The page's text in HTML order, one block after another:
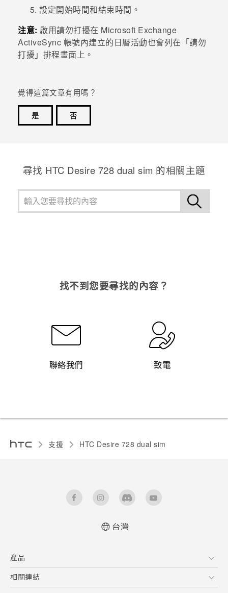
設定開始時間和結束時間。
注意: 啟用請勿打擾在 Microsoft Exchange
ActiveSync 帳號內建立的日曆活動也會列在 「請勿
打擾」排程畫面上。
覺得這篇文章有用嗎？
是
否
尋找 HTC Desire 728 dual sim 的相關主題
找不到您要尋找的內容？
聯絡我們 致電
支援 HTC Desire 728 dual sim‎
English - User manual
台灣
產品
5G
相關連結